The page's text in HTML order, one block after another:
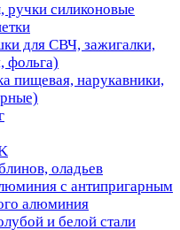
ручки силиконовые
для СВЧ, зажигалки,
фольга)
пищевая, нарукавники,
оладьев
с антипригарным
алюминия
и белой стали